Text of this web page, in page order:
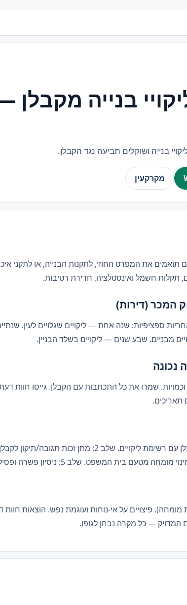
בנייה
בנייה ושוקלים תביעה נגד הקבלן.
מקרקעין
תואמים את המפרט החוזי, לתקנות הבנייה, או לתקני
תקלות חשמל ואינסטלציה, חדירת רטיבות.
המכר (דירות)
ספציפיות: שנה אחת — ליקויים שגלויים לעין.
מבניים. שבע שנים — ליקויים בשלד הבניין.
נכונה
וכמויות. שמרו את כל התכתבות עם הקבלן. גייסו חוות
תאריכים.
מומחה). פיצויים על אי-נוחות ועוגמת נפש. הוצאות
— כל מקרה נבחן לגופו.